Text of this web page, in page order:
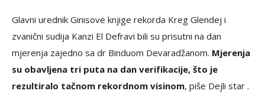
Glavni urednik Ginisove knjige rekorda Kreg Glendej i
zvanični sudija Kanzi El Defravi bili su prisutni na dan
mjerenja zajedno sa dr Binduom Devaradžanom. Mjerenja
su obavljena tri puta na dan verifikacije, što je
rezultiralo tačnom rekordnom visinom, piše Dejli star .